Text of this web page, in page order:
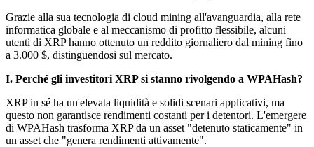
Grazie alla sua tecnologia di cloud mining all'avanguardia, alla rete
informatica globale e al meccanismo di profitto flessibile, alcuni
utenti di XRP hanno ottenuto un reddito giornaliero dal mining fino
a 3.000 $, distinguendosi sul mercato.
I. Perché gli investitori XRP si stanno rivolgendo a WPAHash?
XRP in sé ha un'elevata liquidità e solidi scenari applicativi, ma
questo non garantisce rendimenti costanti per i detentori. L'emergere
di WPAHash trasforma XRP da un asset "detenuto staticamente" in
un asset che "genera rendimenti attivamente".